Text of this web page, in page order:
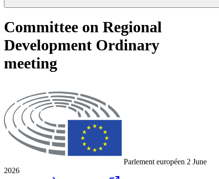
Committee on Regional
Development Ordinary
meeting
Parlement européen 2 June
2026